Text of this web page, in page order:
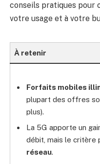
conseils pratiques pour
votre usage et à votre
À retenir
Forfaits mobiles
plupart des offres
plus).
La 5G apporte un
débit, mais le critère
réseau.